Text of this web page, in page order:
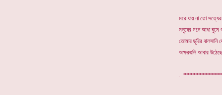
মরে যায় না তো
মনুষের মনে আধা ঘুমে
তোমার ছুরির ঝলসানি
অক্ষরগুলি আবার
.